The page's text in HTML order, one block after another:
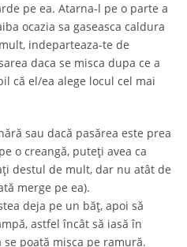
pe ea. Atarna-l pe o parte a
ocazia sa gaseasca caldura
indeparteaza-te de
daca se misca dupa ce a
că el/ea alege locul cel mai
sau dacă pasărea este prea
o creangă, puteți avea ca
destul de mult, dar nu atât de
merge pe ea).
deja pe un băț, apoi să
astfel încât să iasă în
poată mișca pe ramură.